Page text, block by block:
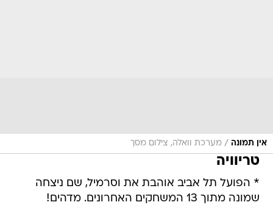
אין תמונה / מערכת וואלה, צילום מסך
טריוויה
* הפועל תל אביב אוהבת את וסרמיל, שם ניצחה
שמונה מתוך 13 המשחקים האחרונים. מדהים!